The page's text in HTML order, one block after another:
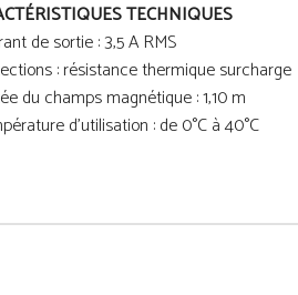
TECHNIQUES
de sortie : 3,5 A RMS
: résistance thermique surcharge
du champs magnétique : 1,10 m
d’utilisation : de 0°C à 40°C